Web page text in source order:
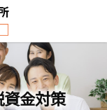
金対策